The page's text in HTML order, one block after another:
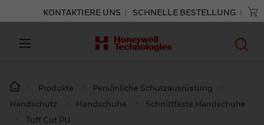
KONTAKTIERE UNS SCHNELLE BESTELLUNG
Produkte
Persönliche Schutzausrüstung
Handschutz
Handschuhe
Schnittfeste Handschuhe
Tuff Cut PU